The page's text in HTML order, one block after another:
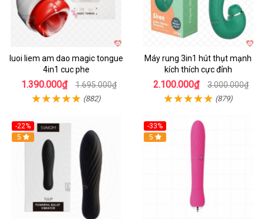
luoi liem am dao magic tongue
4in1 cuc phe
1.390.000₫ 1.695.000₫
(882)
Máy rung 3in1 hút thụt mạnh
kích thích cực đỉnh
2.100.000₫ 3.000.000₫
(879)
-22%
Hot
5
-33%
Hot
5